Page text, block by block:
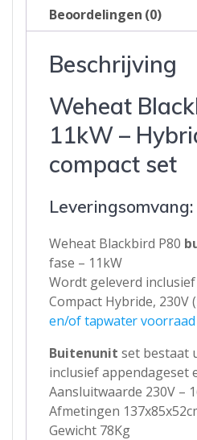
Beoordelingen (0)
Beschrijving
Weheat
11kW –
compact set
Leveringsomvang:
Weheat Blackbird P80
fase – 11kW
Wordt geleverd inclusief
Compact Hybride, 230V (
en/of tapwater
Buitenunit set bestaat
inclusief appendageset
Aansluitwaarde 230V –
Afmetingen
Gewicht 78Kg